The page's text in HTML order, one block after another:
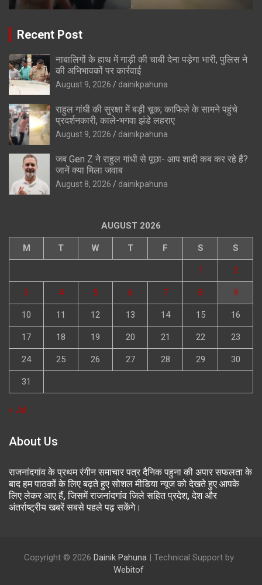
Recent Post
नाबालिगों के हाथ में गाड़ी की चाबी देना पड़ेगा भारी, पुलिस ने
की अभिभावकों पर कार्रवाई
August 9, 2026 dainikpahuna
राहुल गांधी की सुरक्षा में बड़ी चूक; काफिले के सामने पहुंचे
प्रदर्शनकारी, काले-भगवा झंडे लहराए
August 9, 2026 dainikpahuna
जब Gen Z ने राहुल गांधी से पूछा- आप शादी कब कर रहे हैं?
जानें क्या मिला जवाब
August 8, 2026 dainikpahuna
AUGUST 2026
M T W T F S S
1 2
3 4 5 6 7 8 9
10 11 12 13 14 15 16
17 18 19 20 21 22 23
24 25 26 27 28 29 30
31
« Jul
About Us
राजनांदगांव के प्रथम रंगीन समाचार पत्र दैनिक पहुना की अपार सफलता के
बाद हम पाठकों के लिए बढ़ते हुए सोशल मीडिया न्यूज को देखते हुए आपके
लिए लेकर आए हैं, जिसमें राजनांदगांव जिले सहित प्रदेश, देश और
अंतर्राष्ट्रीय खबरें सबसे पहले पढ़ सकेंगे।
Copyright © 2026 Dainik Pahuna | Technical Support by
Webitof